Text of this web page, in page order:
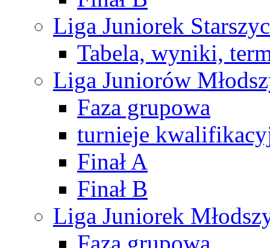
Liga Juniorek
Tabela, wyniki,
Liga Juniorów
Faza grupowa
turnieje
Finał A
Finał B
Liga Juniorek
Faza grupowa